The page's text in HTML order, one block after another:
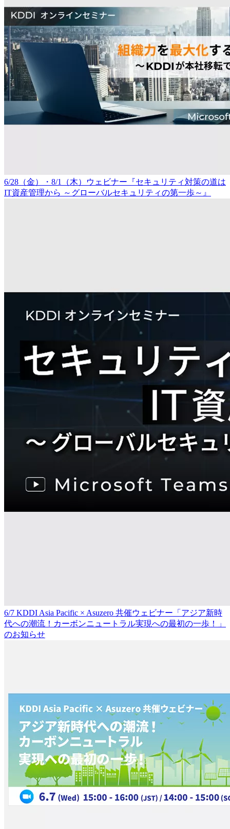
6/28（金）・8/1（木）ウェビナー『セキュリティ対策の道は
IT資産管理から ～グローバルセキュリティの第一歩～』
6/7 KDDI Asia Pacific × Asuzero 共催ウェビナー「アジア新時
代への潮流！カーボンニュートラル実現への最初の一歩！」
のお知らせ